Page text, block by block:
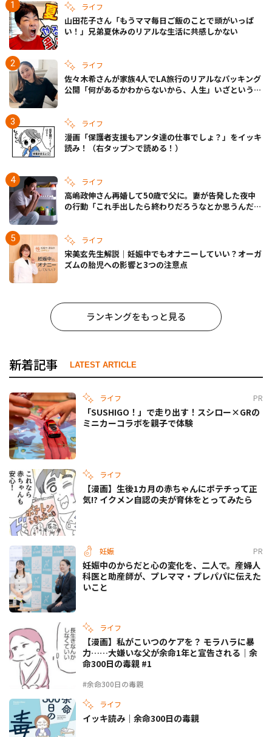
ライフ
山田花子さん「もうママ毎日ご飯のことで頭がいっぱ
い！」兄弟夏休みのリアルな生活に共感しかない
ライフ
佐々木希さんが家族4人でLA旅行のリアルなパッキング
公開「何があるかわからないから、人生」いざというと
ライフ
漫画「保護者支援もアンタ達の仕事でしょ？」をイッキ
読み！（右タップ＞で読める！）
ライフ
高嶋政伸さん再婚して50歳で父に。妻が告発した夜中
の行動「これ手出したら終わりだろうなとか思うんだけ
ライフ
宋美玄先生解説｜妊娠中でもオナニーしていい？オーガ
ズムの胎児への影響と3つの注意点
ランキングをもっと見る
新着記事 LATEST ARTICLE
ライフ PR
「SUSHIGO！」で走り出す！スシロー×GRの
ミニカーコラボを親子で体験
ライフ
【漫画】生後1カ月の赤ちゃんにポテチって正
気!? イクメン自認の夫が育休をとってみたら
妊娠 PR
妊娠中のからだと心の変化を、二人で。産婦人
科医と助産師が、プレママ・プレパパに伝えた
いこと
ライフ
#余命300日の毒親
【漫画】私がこいつのケアを？ モラハラに暴
力……大嫌いな父が余命1年と宣告される｜余
命300日の毒親 #1
ライフ
イッキ読み｜余命300日の毒親